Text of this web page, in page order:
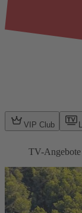
VIP Club
TV-Angebote